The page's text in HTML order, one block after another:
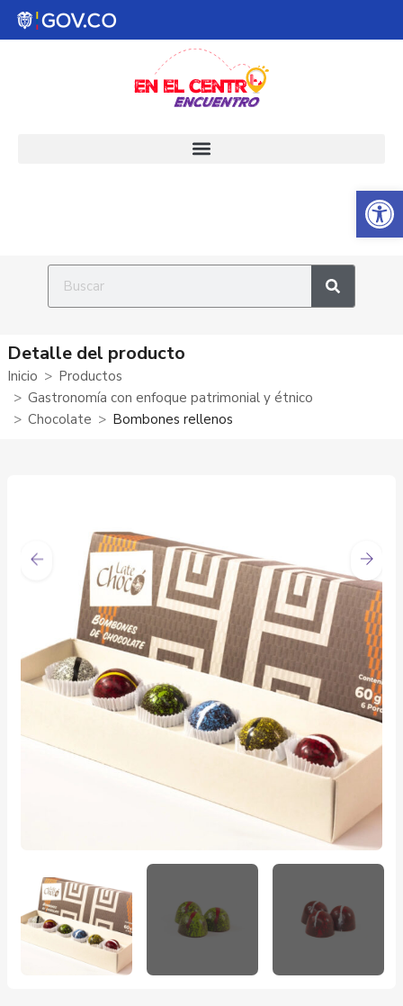
Abrir
Detalle del producto
Inicio
Productos
Gastronomía con enfoque patrimonial y étnico
Chocolate
Bombones rellenos